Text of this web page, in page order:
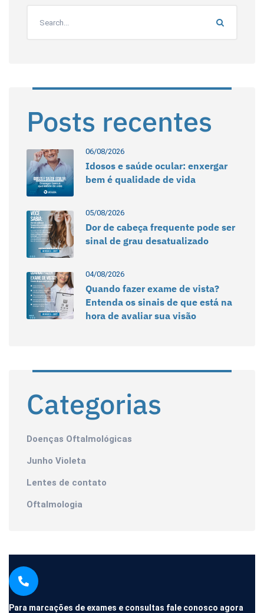
Posts recentes
06/08/2026
Idosos e saúde ocular: enxergar
bem é qualidade de vida
05/08/2026
Dor de cabeça frequente pode ser
sinal de grau desatualizado
04/08/2026
Quando fazer exame de vista?
Entenda os sinais de que está na
hora de avaliar sua visão
Categorias
Doenças Oftalmológicas
Junho Violeta
Lentes de contato
Oftalmologia
Para marcações de exames e consultas fale conosco agora